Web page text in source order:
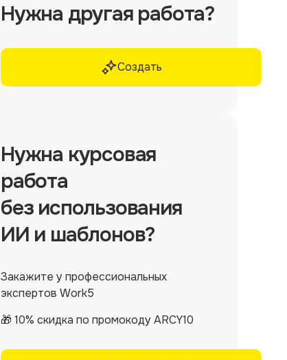
Нужна другая работа?
Создать
Нужна курсовая
работа
без использования
ИИ и шаблонов?
Закажите у профессиональных
экспертов Work5
🎁 10% скидка по промокоду ARCY10